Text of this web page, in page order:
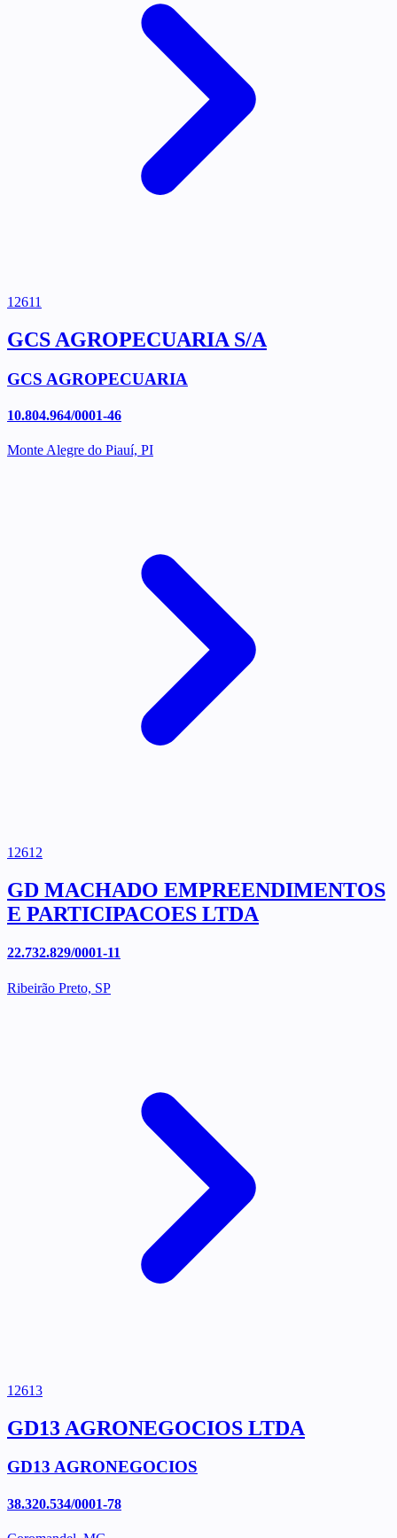
12611
GCS AGROPECUARIA S/A
GCS AGROPECUARIA
10.804.964/0001-46
Monte Alegre do Piauí, PI
12612
GD MACHADO EMPREENDIMENTOS
E PARTICIPACOES LTDA
22.732.829/0001-11
Ribeirão Preto, SP
12613
GD13 AGRONEGOCIOS LTDA
GD13 AGRONEGOCIOS
38.320.534/0001-78